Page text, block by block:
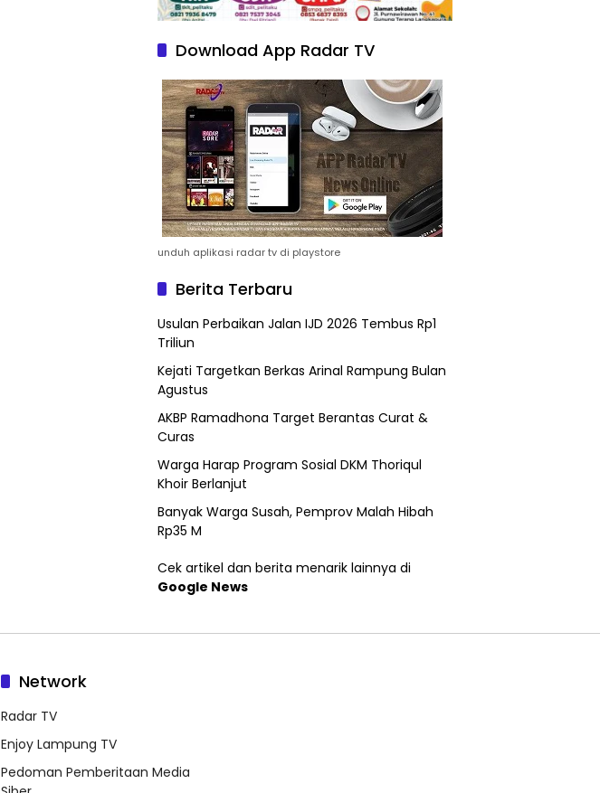
Download App Radar TV
unduh aplikasi radar tv di playstore
Berita Terbaru
Usulan Perbaikan Jalan IJD 2026 Tembus Rp1
Triliun
Kejati Targetkan Berkas Arinal Rampung Bulan
Agustus
AKBP Ramadhona Target Berantas Curat &
Curas
Warga Harap Program Sosial DKM Thoriqul
Khoir Berlanjut
Banyak Warga Susah, Pemprov Malah Hibah
Rp35 M
Cek artikel dan berita menarik lainnya di
Google News
Network
Radar TV
Enjoy Lampung TV
Pedoman Pemberitaan Media